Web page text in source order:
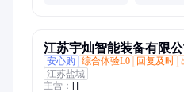
江苏宇灿智能装备有限公
安心购
综合体验L0 回复及时
江苏盐城
主营： []